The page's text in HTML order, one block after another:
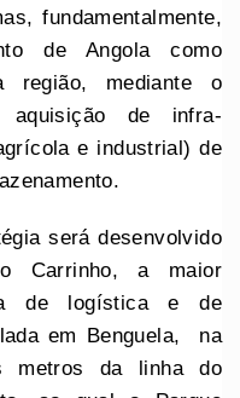
fundamentalmente,
de Angola como
região, mediante o
de infra-
e industrial) de
será desenvolvido
Carrinho, a maior
de logística e de
em Benguela, na
metros da linha do